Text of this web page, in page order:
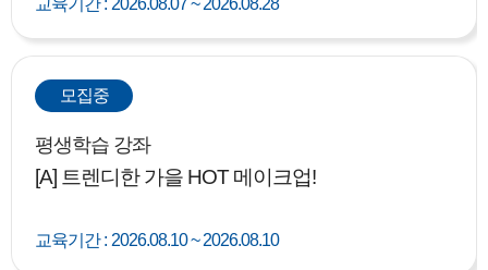
모집중
평생학습 강좌
[A] 트렌디한 가을 HOT 메이크업!
교육기간 : 2026.08.10 ~ 2026.08.10